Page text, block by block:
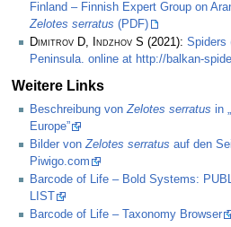
Finland – Finnish Expert Group on
Zelotes serratus (PDF)
Dimitrov D, Indzhov S (2021): Spiders
Peninsula. online at http://balkan-
Weitere Links
Beschreibung von Zelotes serratus in
Europe”
Bilder von Zelotes serratus auf den
Piwigo.com
Barcode of Life – Bold Systems:
LIST
Barcode of Life – Taxonomy Browser